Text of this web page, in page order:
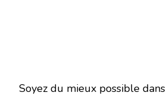
Soyez du mieux possible